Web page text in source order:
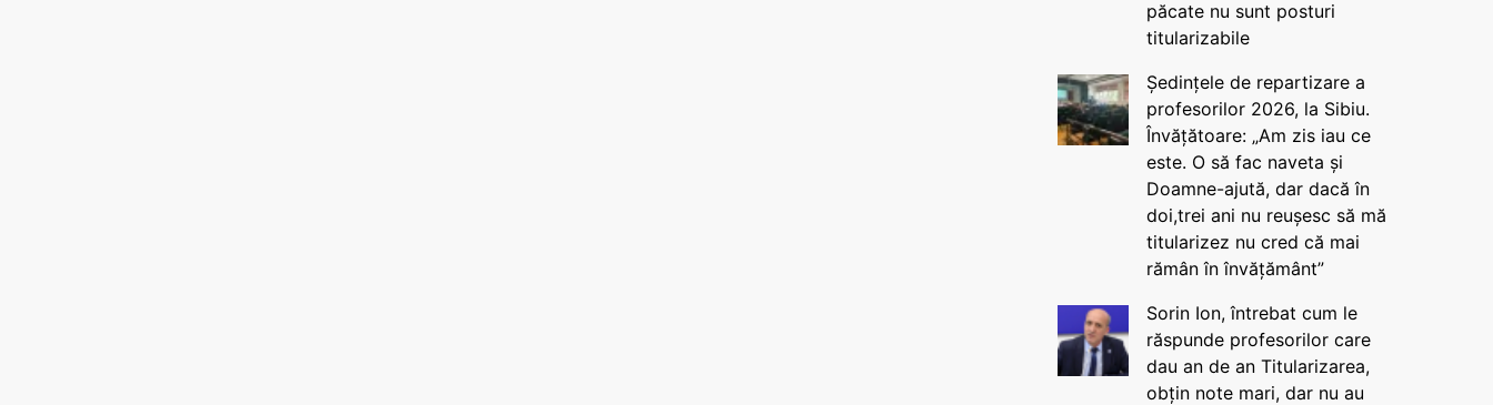
păcate nu sunt posturi
titularizabile
Ședințele de repartizare a
profesorilor 2026, la Sibiu.
Învățătoare: „Am zis iau ce
este. O să fac naveta și
Doamne-ajută, dar dacă în
doi,trei ani nu reușesc să mă
titularizez nu cred că mai
rămân în învățământ”
Sorin Ion, întrebat cum le
răspunde profesorilor care
dau an de an Titularizarea,
obțin note mari, dar nu au